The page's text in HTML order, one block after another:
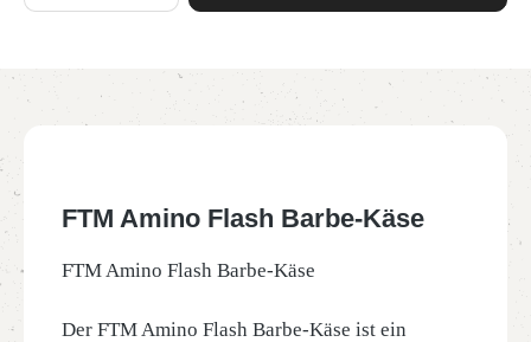
FTM Amino Flash Barbe-Käse
FTM Amino Flash Barbe-Käse
Der FTM Amino Flash Barbe-Käse ist ein